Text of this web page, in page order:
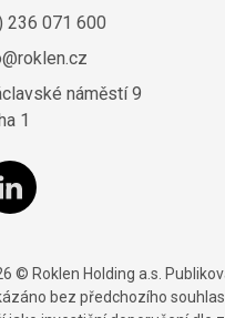
236 071 600
náměstí 9
1
© Roklen Holding a.s.
bez předchozího